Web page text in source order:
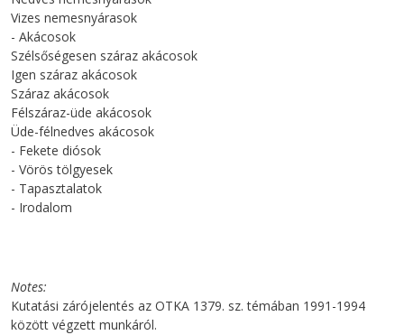
Vizes nemesnyárasok
- Akácosok
Szélsőségesen száraz akácosok
Igen száraz akácosok
Száraz akácosok
Félszáraz-üde akácosok
Üde-félnedves akácosok
- Fekete diósok
- Vörös tölgyesek
- Tapasztalatok
- Irodalom
Notes
Kutatási zárójelentés az OTKA 1379. sz. témában 1991-1994
között végzett munkáról.